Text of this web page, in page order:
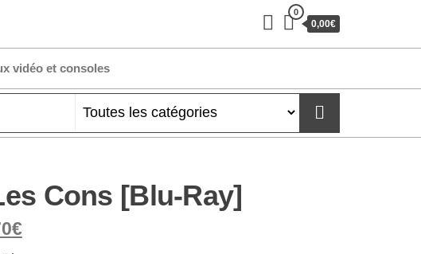
0
0,00€
vidéo et consoles
Cons [Blu-Ray]
€